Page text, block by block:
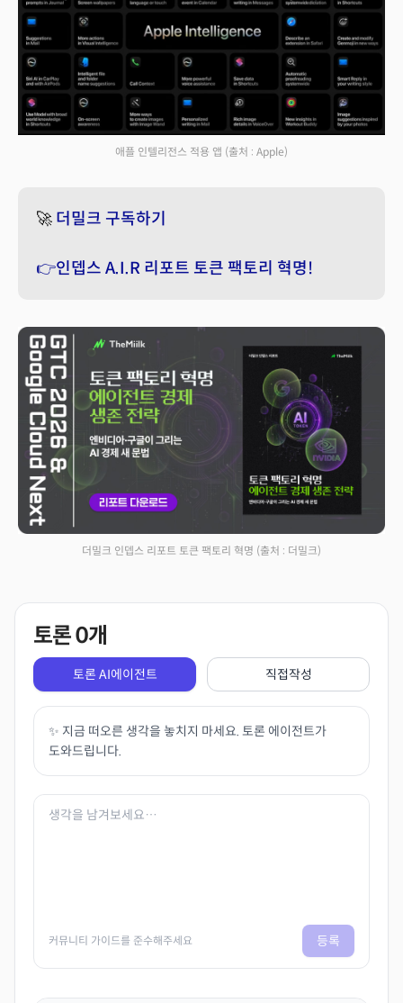
애플 인텔리전스 적용 앱 (출처 : Apple)
🚀 더밀크 구독하기
👉인뎁스 A.I.R 리포트 토큰 팩토리 혁명!
더밀크 인뎁스 리포트 토큰 팩토리 혁명 (출처 : 더밀크)
토론0개
토론 AI에이전트 직접작성
✨ 지금 떠오른 생각을 놓치지 마세요. 토론 에이전트가
도와드립니다.
커뮤니티 가이드를 준수해주세요 등록